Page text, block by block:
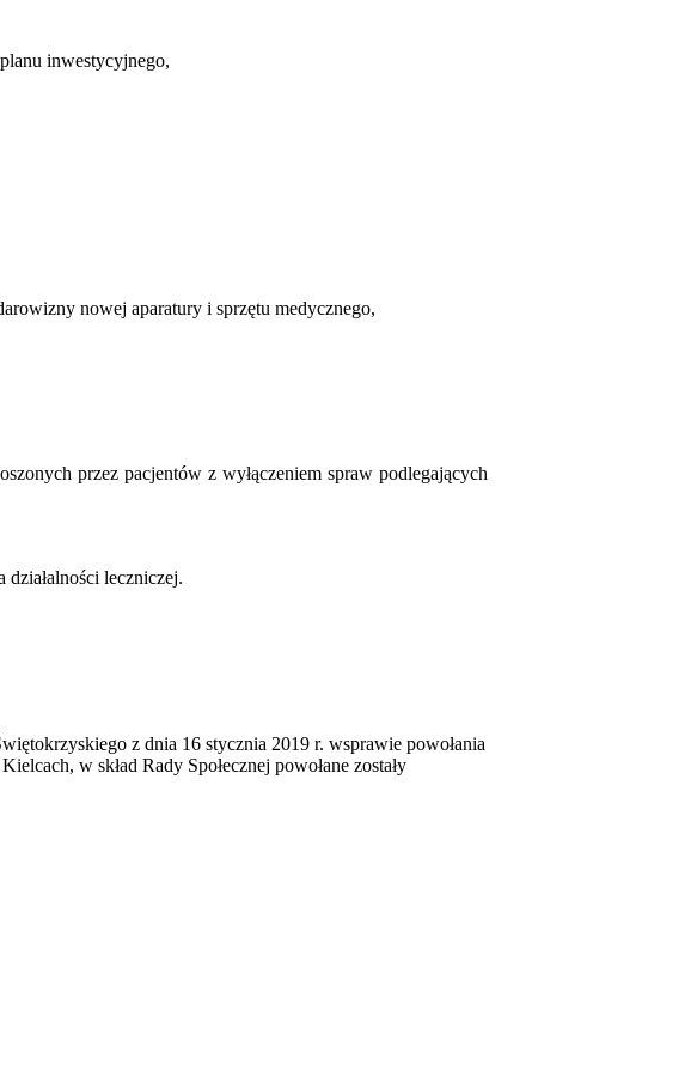
inwestycyjnego,
nowej aparatury i sprzętu medycznego,
przez pacjentówz wyłączeniem spraw podlegających
leczniczej.
z dnia 16 stycznia 2019 r. wsprawie powołania
w skład Rady Społecznej powołane zostały